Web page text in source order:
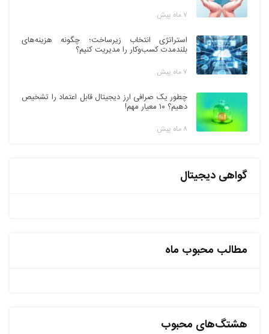
۷ ماه پیش
استراتژی انتخاب زیرساخت؛ چگونه هزینه‌های
بلندمدت کسب‌وکار را مدیریت کنیم؟
۷ ماه پیش
چطور یک صرافی ارز دیجیتال قابل اعتماد را تشخیص
دهیم؟ ۱۰ معیار مهم!
۸ ماه پیش
گواهی دیجیتال
مطالب محبوب ماه
هشتگ‌های محبوب